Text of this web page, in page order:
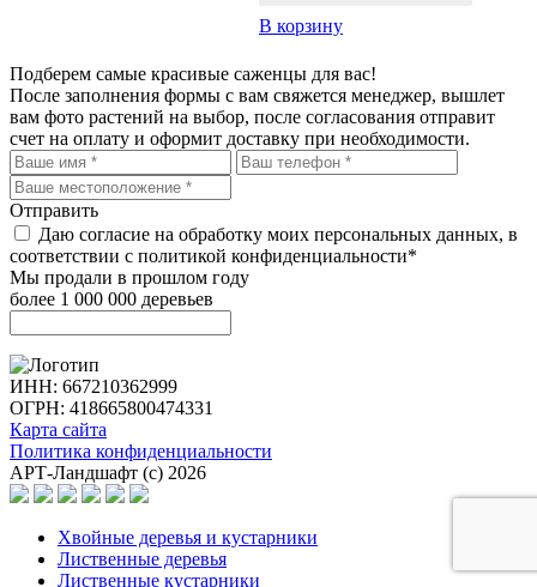
В корзину
Подберем самые красивые саженцы для вас!
После заполнения формы с вам свяжется менеджер, вышлет
вам фото растений на выбор, после согласования отправит
счет на оплату и оформит доставку при необходимости.
Отправить
Даю согласие на обработку моих персональных данных, в
соответствии с политикой конфиденциальности*
Мы продали в прошлом году
более 1 000 000 деревьев
ИНН: 667210362999
ОГРН: 418665800474331
Карта сайта
Политика конфиденциальности
АРТ-Ландшафт (с) 2026
Хвойные деревья и кустарники
Лиственные деревья
Лиственные кустарники